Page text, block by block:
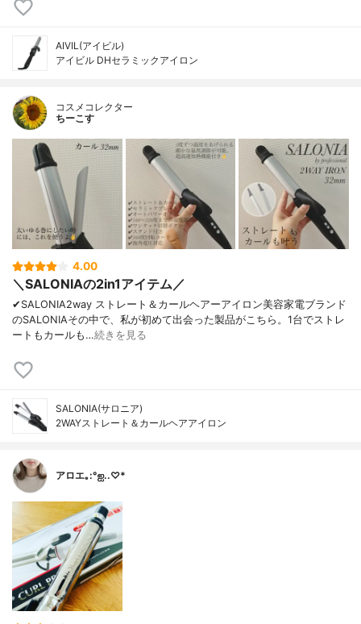
AIVIL(アイビル)
アイビル DHセラミックアイロン
コスメコレクター
ちーこす
4.00
＼SALONIAの2in1アイテム／
✔︎SALONIA2way ストレート＆カールヘアーアイロン美容家電ブランド
のSALONIAその中で、私が初めて出会った製品がこちら。1台でストレ
ートもカールも…続きを見る
SALONIA(サロニア)
2WAYストレート＆カールヘアアイロン
アロエ｡:°ஐ..♡*